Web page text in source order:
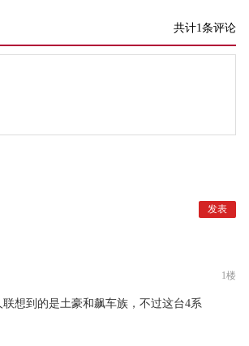
共计1条评论
1楼
想到的是土豪和飙车族，不过这台4系